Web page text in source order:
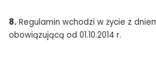
8. Regulamin wchodzi w życie z
obowiązującą od 01.10.2014 r.